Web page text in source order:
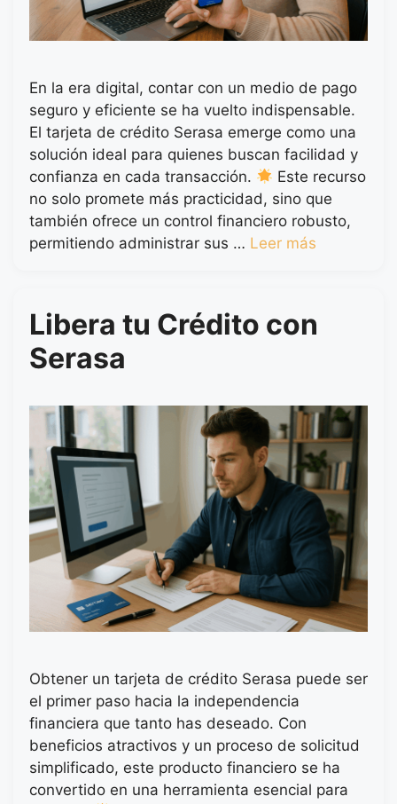
En la era digital, contar con un medio de pago
seguro y eficiente se ha vuelto indispensable.
El tarjeta de crédito Serasa emerge como una
solución ideal para quienes buscan facilidad y
confianza en cada transacción.
Este recurso
no solo promete más practicidad, sino que
también ofrece un control financiero robusto,
permitiendo administrar sus … Leer más
Libera tu Crédito con
Serasa
Obtener un tarjeta de crédito Serasa puede ser
el primer paso hacia la independencia
financiera que tanto has deseado. Con
beneficios atractivos y un proceso de solicitud
simplificado, este producto financiero se ha
convertido en una herramienta esencial para